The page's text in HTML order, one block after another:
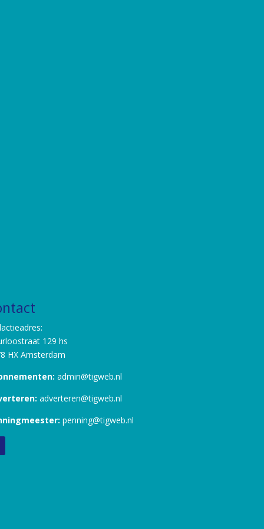
129 hs
HX Amsterdam
admin@tigweb.nl
adverteren@tigweb.nl
penning@tigweb.nl